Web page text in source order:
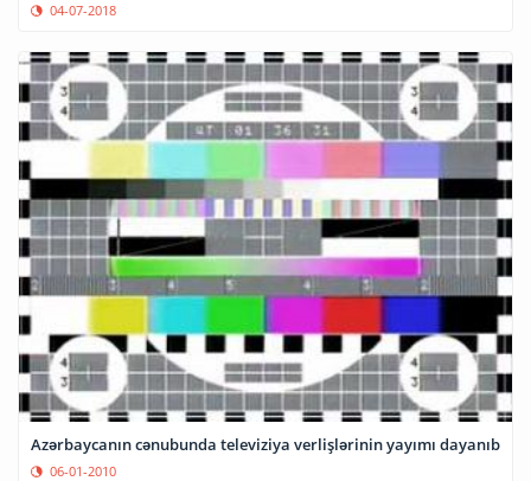
04-07-2018
Azərbaycanın cənubunda televiziya verlişlərinin yayımı dayanıb
06-01-2010